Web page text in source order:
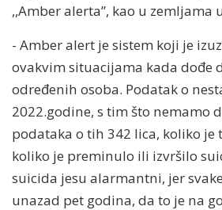
,,Amber alerta”, kao u zemljama
- Amber alert je sistem koji je
ovakvim situacijama kada dođe
određenih osoba. Podatak o
2022.godine, s tim što nemamo
podataka o tih 342 lica, koliko je
koliko je preminulo ili izvršilo
suicida jesu alarmantni, jer
unazad pet godina, da to je na